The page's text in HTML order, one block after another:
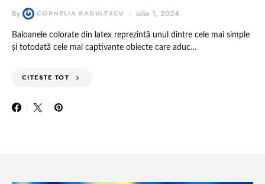
By CORNELIA RADULESCU iulie 1, 2024
Baloanele colorate din latex reprezintă unul dintre cele mai simple
și totodată cele mai captivante obiecte care aduc…
CITESTE TOT